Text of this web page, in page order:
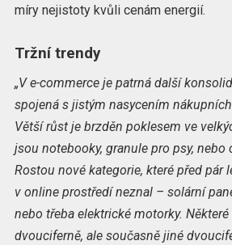
míry nejistoty kvůli cenám energií.
Tržní trendy
„V e-commerce je patrná další
spojená s jistým nasycením
Větší růst je brzděn poklesem ve
jsou notebooky, granule pro psy, nebo
Rostou nové kategorie, které před pár
v online prostředí neznal – solární
nebo třeba elektrické motorky.
dvouciferně, ale současně jiné